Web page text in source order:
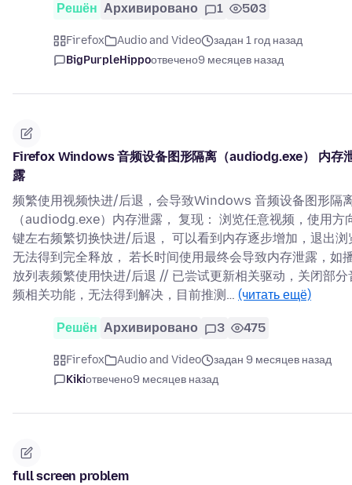
Решён Архивировано 1 503
Firefox Audio and Video
задан 1 год назад
BigPurpleHippoотвечено9 месяцев назад
Firefox Windows 音频设备图形隔离（audiodg.exe） 内存
露
频繁使用视频快进/后退，会导致Windows 音频设备图形隔
（audiodg.exe）内存泄露， 复现： 浏览任意视频，使用方
键左右频繁切换快进/后退， 可以看到内存逐步增加，退出浏
无法得到完全释放， 若长时间使用最终会导致内存泄露，如
放列表频繁使用快进/后退 // 已尝试更新相关驱动，关闭部分
频相关功能，无法得到解决，目前推测… (читать ещё)
Решён Архивировано 3 475
Firefox Audio and Video
задан 9 месяцев назад
Kikiотвечено9 месяцев назад
full screen problem